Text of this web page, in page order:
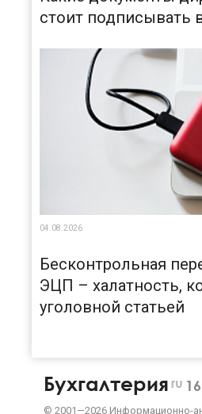
стоит подписывать
04.08.2026
Бесконтрольная
ЭЦП – халатность,
уголовной статьей
Бухгалтерия ru
© 2001—2026 Информационно-